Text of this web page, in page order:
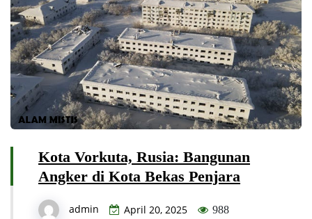
Kota Vorkuta, Rusia: Bangunan
Angker di Kota Bekas Penjara
admin April 20, 2025 988